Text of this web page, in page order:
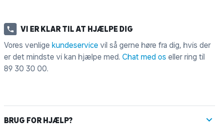
VI ER KLAR TIL AT HJÆLPE DIG
Vores venlige kundeservice vil så gerne høre fra dig, hvis der
er det mindste vi kan hjælpe med. Chat med os eller ring til
89 30 30 00.
BRUG FOR HJÆLP?